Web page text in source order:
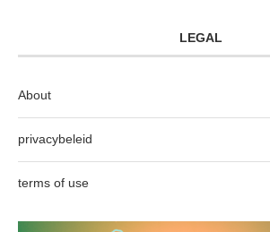
LEGAL
About
privacybeleid
terms of use